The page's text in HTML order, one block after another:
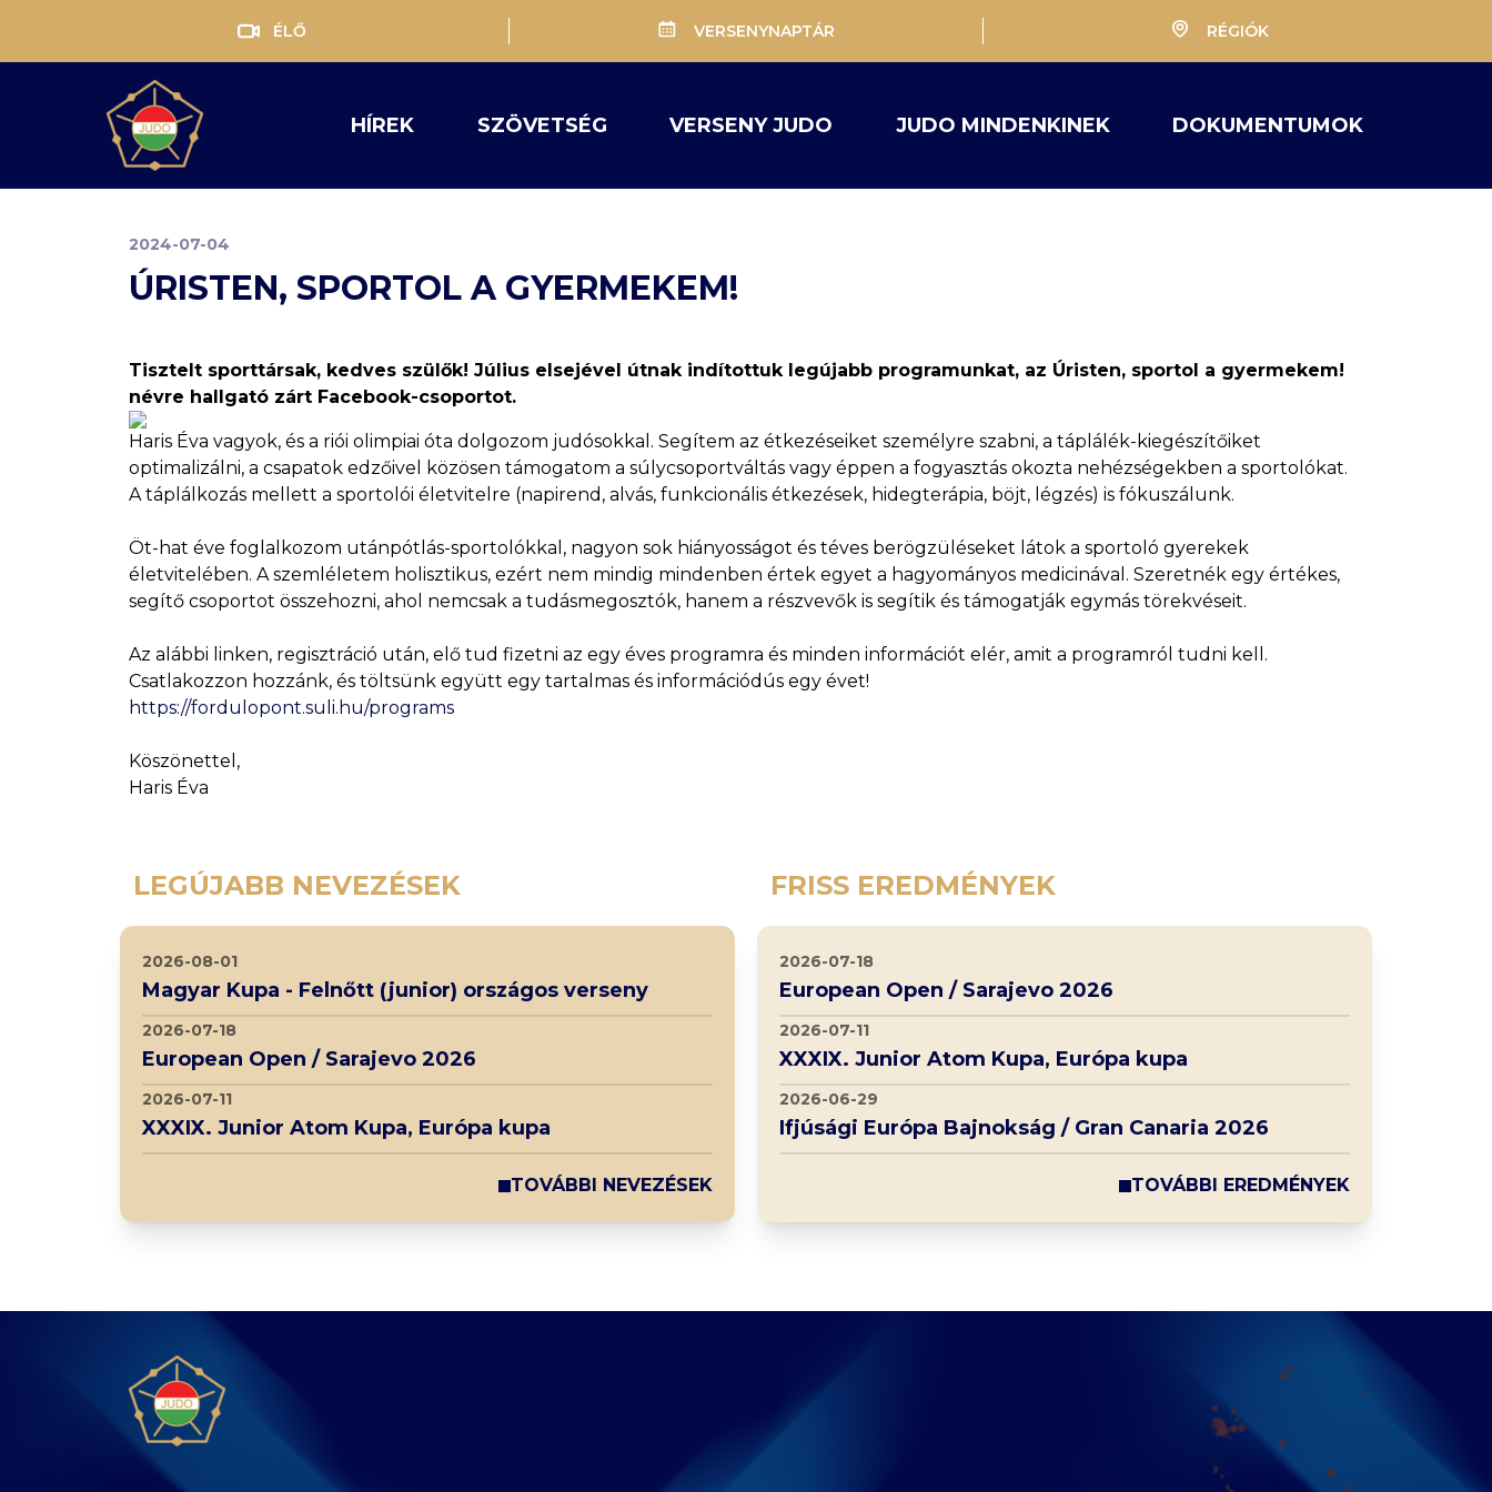
ÉLŐ VERSENYNAPTÁR RÉGIÓK
HÍREK SZÖVETSÉG VERSENY JUDO JUDO MINDENKINEK DOKUMENTUMOK
2024-07-04
ÚRISTEN, SPORTOL A GYERMEKEM!
Tisztelt sporttársak, kedves szülők! Július elsejével útnak indítottuk legújabb programunkat, az Úristen, sportol a gyermekem!
névre hallgató zárt Facebook-csoportot.
Haris Éva vagyok, és a riói olimpiai óta dolgozom judósokkal. Segítem az étkezéseiket személyre szabni, a táplálék-kiegészítőiket
optimalizálni, a csapatok edzőivel közösen támogatom a súlycsoportváltás vagy éppen a fogyasztás okozta nehézségekben a sportolókat.
A táplálkozás mellett a sportolói életvitelre (napirend, alvás, funkcionális étkezések, hidegterápia, böjt, légzés) is fókuszálunk.
Öt-hat éve foglalkozom utánpótlás-sportolókkal, nagyon sok hiányosságot és téves berögzüléseket látok a sportoló gyerekek
életvitelében. A szemléletem holisztikus, ezért nem mindig mindenben értek egyet a hagyományos medicinával. Szeretnék egy értékes,
segítő csoportot összehozni, ahol nemcsak a tudásmegosztók, hanem a részvevők is segítik és támogatják egymás törekvéseit.
Az alábbi linken, regisztráció után, elő tud fizetni az egy éves programra és minden információt elér, amit a programról tudni kell.
Csatlakozzon hozzánk, és töltsünk együtt egy tartalmas és információdús egy évet!
https://fordulopont.suli.hu/programs
Köszönettel,
Haris Éva
LEGÚJABB NEVEZÉSEK FRISS EREDMÉNYEK
2026-08-01
Magyar Kupa - Felnőtt (junior) országos verseny
2026-07-18
European Open / Sarajevo 2026
2026-07-11
XXXIX. Junior Atom Kupa, Európa kupa
TOVÁBBI NEVEZÉSEK
2026-07-18
European Open / Sarajevo 2026
2026-07-11
XXXIX. Junior Atom Kupa, Európa kupa
2026-06-29
Ifjúsági Európa Bajnokság / Gran Canaria 2026
TOVÁBBI EREDMÉNYEK